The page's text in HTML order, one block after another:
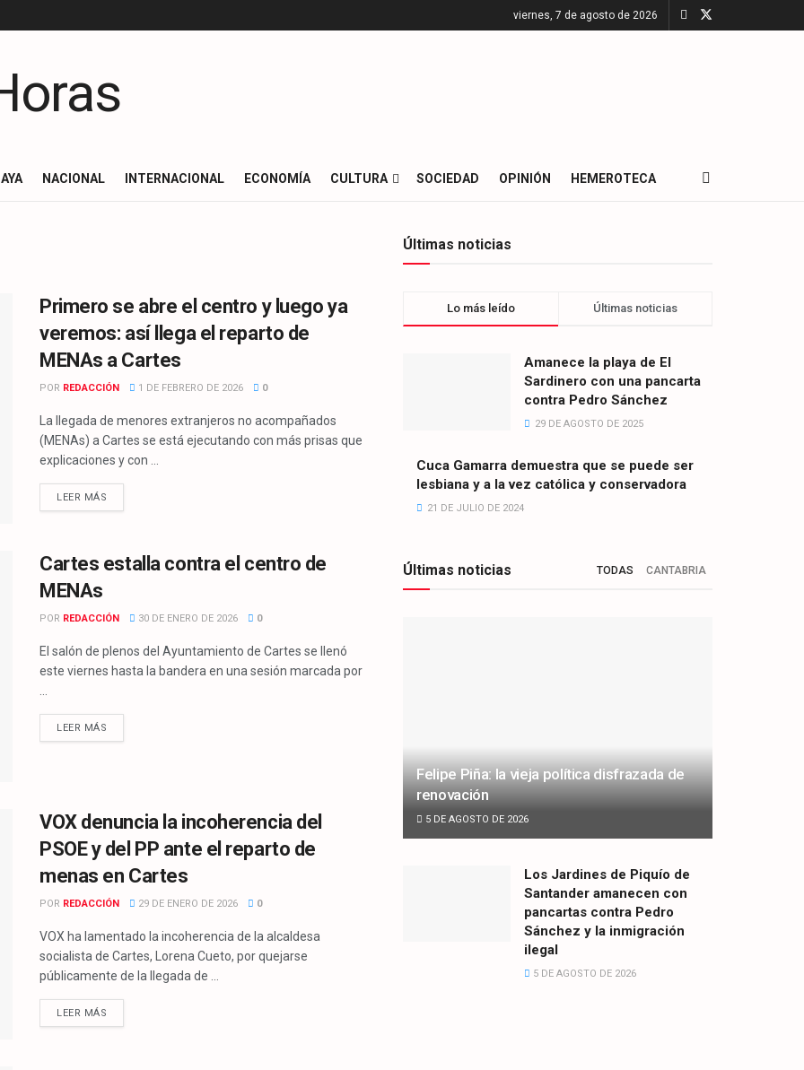
viernes, 7 de agosto de 2026
NACIONAL INTERNACIONAL ECONOMÍA CULTURA SOCIEDAD OPINIÓN HEMEROTECA
Primero se abre el centro y luego ya
veremos: así llega el reparto de
MENAs a Cartes
POR REDACCIÓN 1 DE FEBRERO DE 2026 0
La llegada de menores extranjeros no acompañados
(MENAs) a Cartes se está ejecutando con más prisas que
explicaciones y con ...
LEER MÁS
Cartes estalla contra el centro de
MENAs
POR REDACCIÓN 30 DE ENERO DE 2026 0
El salón de plenos del Ayuntamiento de Cartes se llenó
este viernes hasta la bandera en una sesión marcada por
...
LEER MÁS
VOX denuncia la incoherencia del
PSOE y del PP ante el reparto de
menas en Cartes
POR REDACCIÓN 29 DE ENERO DE 2026 0
VOX ha lamentado la incoherencia de la alcaldesa
socialista de Cartes, Lorena Cueto, por quejarse
públicamente de la llegada de ...
LEER MÁS
Últimas noticias
Lo más leído Últimas noticias
Amanece la playa de El
Sardinero con una pancarta
contra Pedro Sánchez
29 DE AGOSTO DE 2025
Cuca Gamarra demuestra que se puede ser
lesbiana y a la vez católica y conservadora
21 DE JULIO DE 2024
Últimas noticias TODAS CANTABRIA
Felipe Piña: la vieja política disfrazada de
renovación
5 DE AGOSTO DE 2026
Los Jardines de Piquío de
Santander amanecen con
pancartas contra Pedro
Sánchez y la inmigración
ilegal
5 DE AGOSTO DE 2026